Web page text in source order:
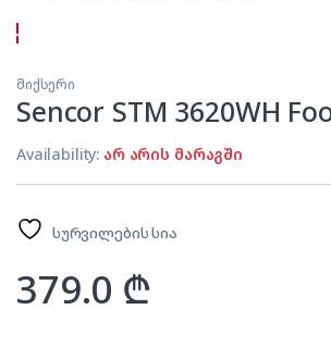
მიქსერი
Sencor STM 3620WH
Availability: არ არის მარაგში
სურვილების სია
379.0 ₾